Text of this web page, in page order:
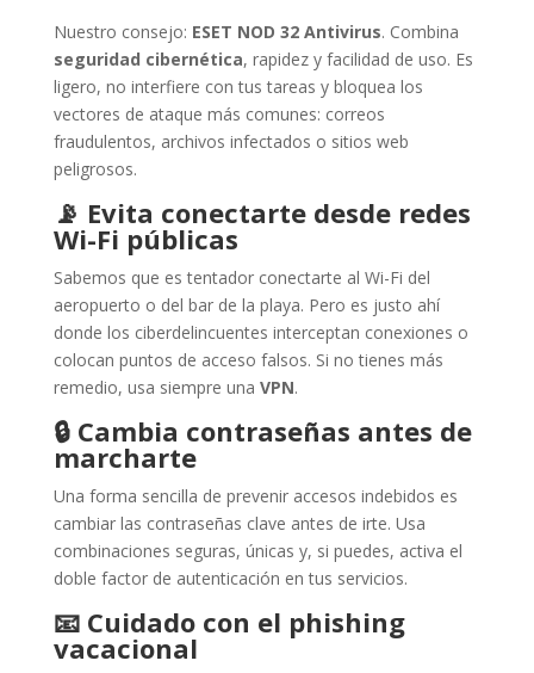
Nuestro consejo: ESET NOD 32 Antivirus. Combina
seguridad cibernética, rapidez y facilidad de uso. Es
ligero, no interfiere con tus tareas y bloquea los
vectores de ataque más comunes: correos
fraudulentos, archivos infectados o sitios web
peligrosos.
📡 Evita conectarte desde redes
Wi-Fi públicas
Sabemos que es tentador conectarte al Wi-Fi del
aeropuerto o del bar de la playa. Pero es justo ahí
donde los ciberdelincuentes interceptan conexiones o
colocan puntos de acceso falsos. Si no tienes más
remedio, usa siempre una VPN.
🔒Cambia contraseñas antes de
marcharte
Una forma sencilla de prevenir accesos indebidos es
cambiar las contraseñas clave antes de irte. Usa
combinaciones seguras, únicas y, si puedes, activa el
doble factor de autenticación en tus servicios.
📧Cuidado con el phishing
vacacional